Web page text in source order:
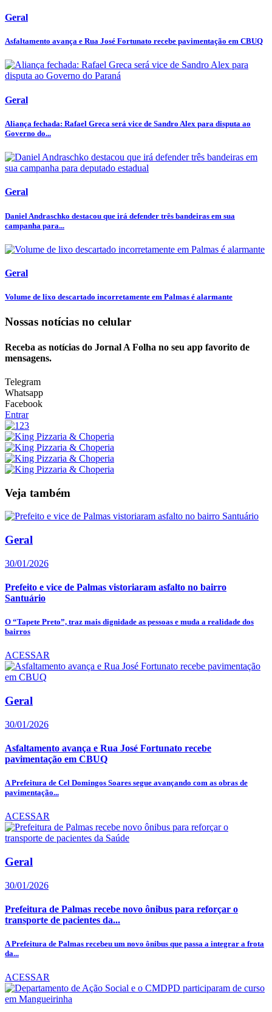
Geral
Asfaltamento avança e Rua José Fortunato recebe pavimentação em CBUQ
Geral
Aliança fechada: Rafael Greca será vice de Sandro Alex para disputa ao
Governo do...
Geral
Daniel Andraschko destacou que irá defender três bandeiras em sua
campanha para...
Geral
Volume de lixo descartado incorretamente em Palmas é alarmante
Nossas notícias no celular
Receba as notícias do Jornal A Folha no seu app favorito de
mensagens.
Telegram
Whatsapp
Facebook
Entrar
Veja também
Geral
30/01/2026
Prefeito e vice de Palmas vistoriaram asfalto no bairro
Santuário
O “Tapete Preto”, traz mais dignidade as pessoas e muda a realidade dos
bairros
ACESSAR
Geral
30/01/2026
Asfaltamento avança e Rua José Fortunato recebe
pavimentação em CBUQ
A Prefeitura de Cel Domingos Soares segue avançando com as obras de
pavimentação...
ACESSAR
Geral
30/01/2026
Prefeitura de Palmas recebe novo ônibus para reforçar o
transporte de pacientes da...
A Prefeitura de Palmas recebeu um novo ônibus que passa a integrar a frota
da...
ACESSAR